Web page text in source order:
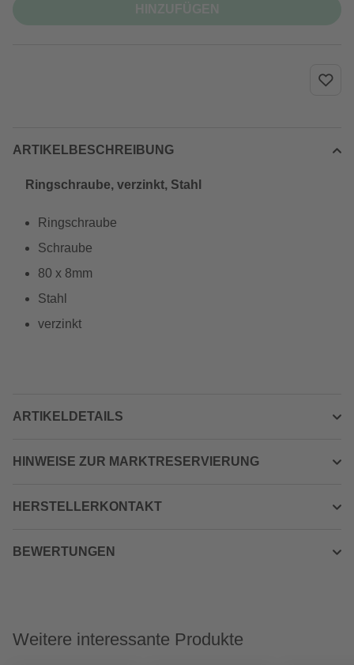
ARTIKELBESCHREIBUNG
Ringschraube, verzinkt, Stahl
Ringschraube
Schraube
80 x 8mm
Stahl
verzinkt
ARTIKELDETAILS
HINWEISE ZUR MARKTRESERVIERUNG
HERSTELLERKONTAKT
BEWERTUNGEN
Weitere interessante Produkte